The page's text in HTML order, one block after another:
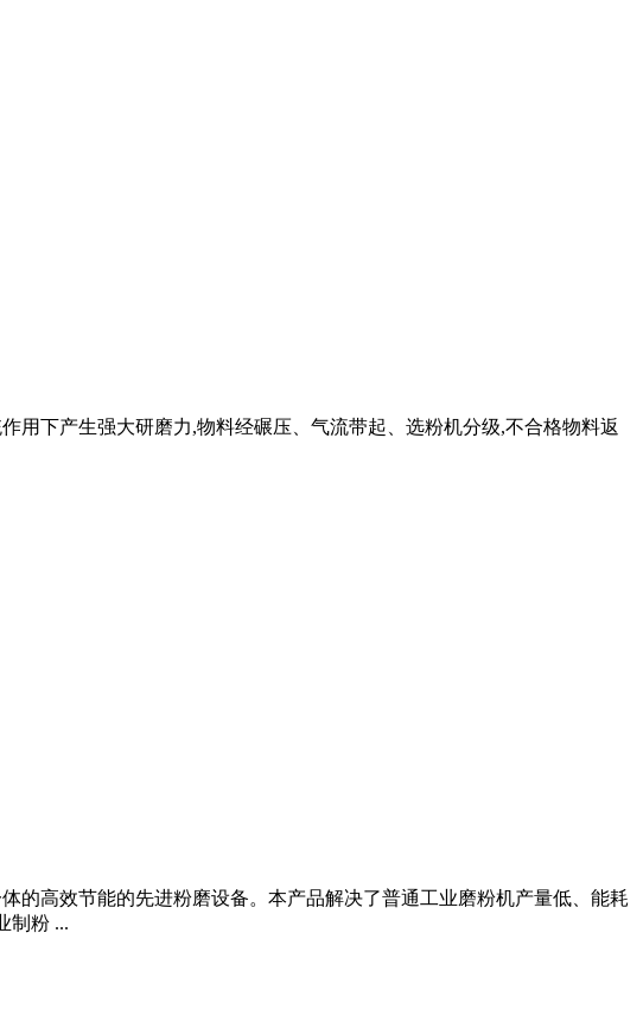
用下产生强大研磨力,物料经碾压、气流带起、选粉机分级,不合格物料返
的高效节能的先进粉磨设备。本产品解决了普通工业磨粉机产量低、能耗
制粉 ...